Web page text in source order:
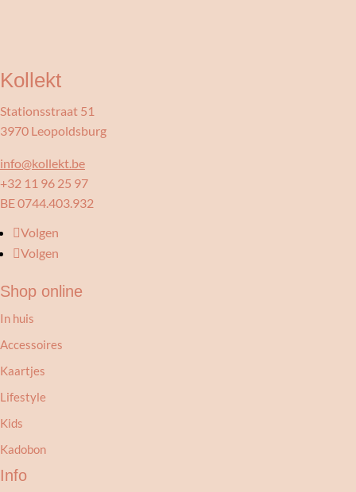
Kollekt
Stationsstraat 51
3970 Leopoldsburg
info@kollekt.be
+32 11 96 25 97
BE 0744.403.932
Volgen
Volgen
Shop online
In huis
Accessoires
Kaartjes
Lifestyle
Kids
Kadobon
Info